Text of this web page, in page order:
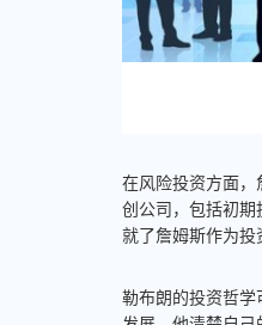
在风险投资方面
创公司，包括初
就了詹姆斯作为投
勒布朗的投资哲学